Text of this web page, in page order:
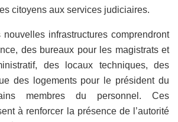
citoyens aux services judiciaires.
infrastructures comprendront
des bureaux pour les magistrats et
des locaux techniques, des
des logements pour le président du
membres du personnel. Ces
à renforcer la présence de l’autorité